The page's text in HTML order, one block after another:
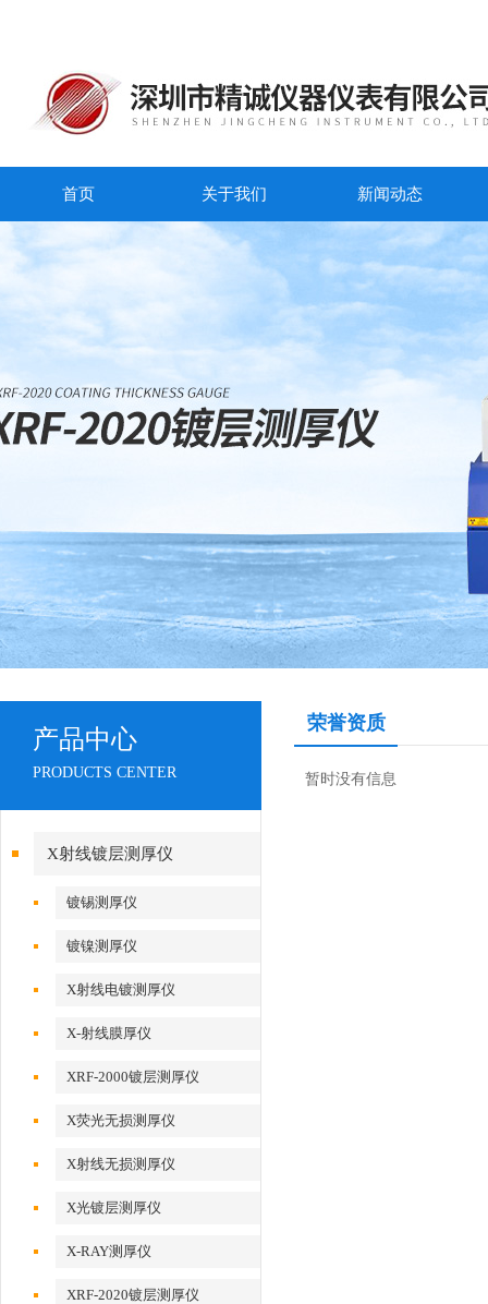
首页 关于我们 新闻动态
产品中心
PRODUCTS CENTER
X射线镀层测厚仪
镀锡测厚仪
镀镍测厚仪
X射线电镀测厚仪
X-射线膜厚仪
XRF-2000镀层测厚仪
X荧光无损测厚仪
X射线无损测厚仪
X光镀层测厚仪
X-RAY测厚仪
XRF-2020镀层测厚仪
荣誉资质
暂时没有信息